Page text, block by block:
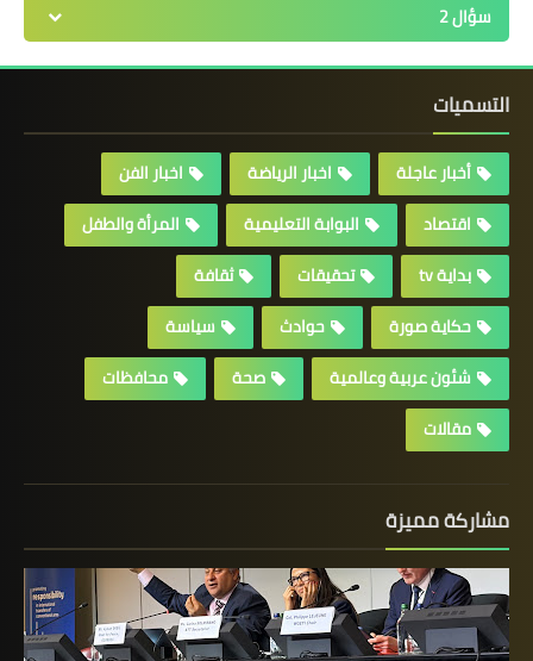
سؤال 2
التسميات
أخبار عاجلة اخبار الرياضة
اخبار الفن
اقتصاد
البوابة التعليمية
المرأة والطفل
بداية tv
تحقيقات
ثقافة
حكاية صورة
حوادث
سياسة
شئون عربية وعالمية
صحة
محافظات
مقالات
مشاركة مميزة